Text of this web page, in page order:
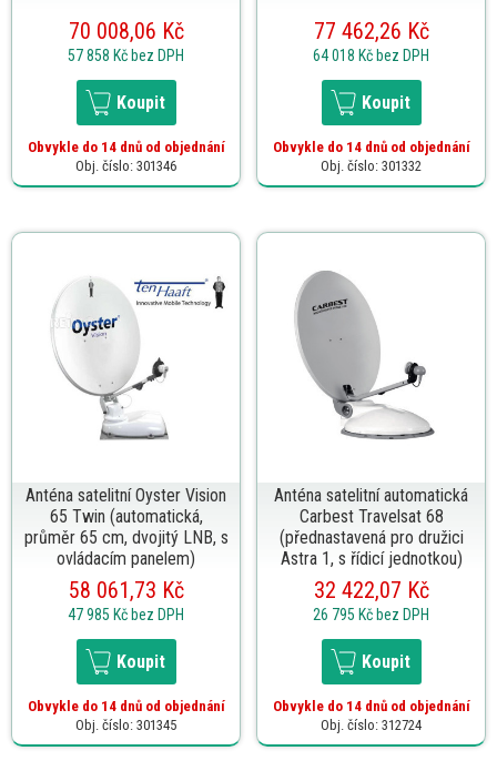
70 008,06 Kč
57 858 Kč bez DPH
Koupit
Obvykle do 14 dnů od objednání
Obj. číslo: 301346
77 462,26 Kč
64 018 Kč bez DPH
Koupit
Obvykle do 14 dnů od objednání
Obj. číslo: 301332
Anténa satelitní Oyster Vision
65 Twin (automatická,
průměr 65 cm, dvojitý LNB, s
ovládacím panelem)
58 061,73 Kč
47 985 Kč bez DPH
Koupit
Obvykle do 14 dnů od objednání
Obj. číslo: 301345
Anténa satelitní automatická
Carbest Travelsat 68
(přednastavená pro družici
Astra 1, s řídicí jednotkou)
32 422,07 Kč
26 795 Kč bez DPH
Koupit
Obvykle do 14 dnů od objednání
Obj. číslo: 312724